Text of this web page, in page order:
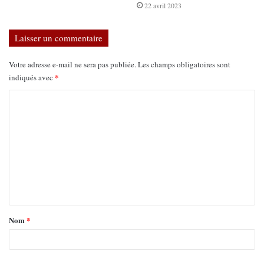
22 avril 2023
Laisser un commentaire
Votre adresse e-mail ne sera pas publiée.Les champs obligatoires sont
indiqués avec *
Nom*